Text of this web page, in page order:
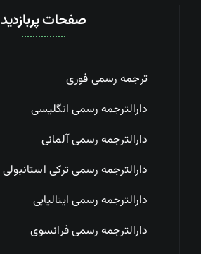
صفحات پربازدید
ترجمه رسمی فوری
دارالترجمه رسمی انگلیسی
دارالترجمه رسمی آلمانی
دارالترجمه رسمی ترکی استانبولی
دارالترجمه رسمی ایتالیایی
دارالترجمه رسمی فرانسوی